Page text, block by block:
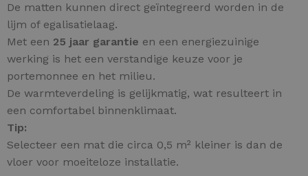
De matten kunnen direct geïntegreerd worden in de
lijm of egalisatielaag.
Met een 25 jaar garantie en een energiezuinige
werking is het een verstandige keuze voor je
portemonnee en het milieu.
De warmteverdeling is gelijkmatig, wat resulteert in
een comfortabel binnenklimaat.
Tip:
Selecteer een mat die circa 0,5 m² kleiner is dan de
vloer voor moeiteloze installatie.